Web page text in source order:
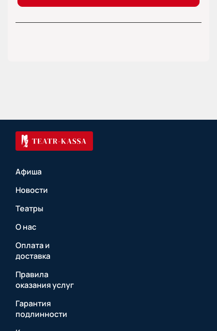
Афиша
Новости
Театры
О нас
Оплата и
доставка
Правила
оказания услуг
Гарантия
подлинности